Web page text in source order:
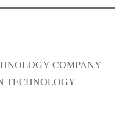
COMPANY
TECHNOLOGY